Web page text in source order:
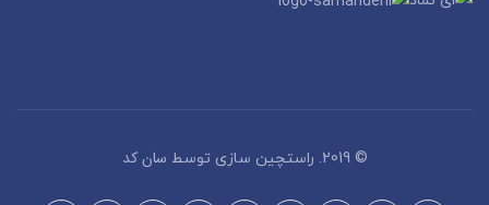
© 2019. راستچین سازی توسط سان کد